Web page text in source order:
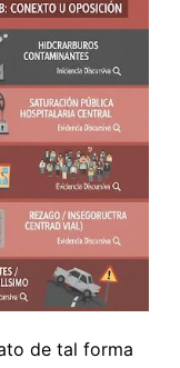
de tal forma